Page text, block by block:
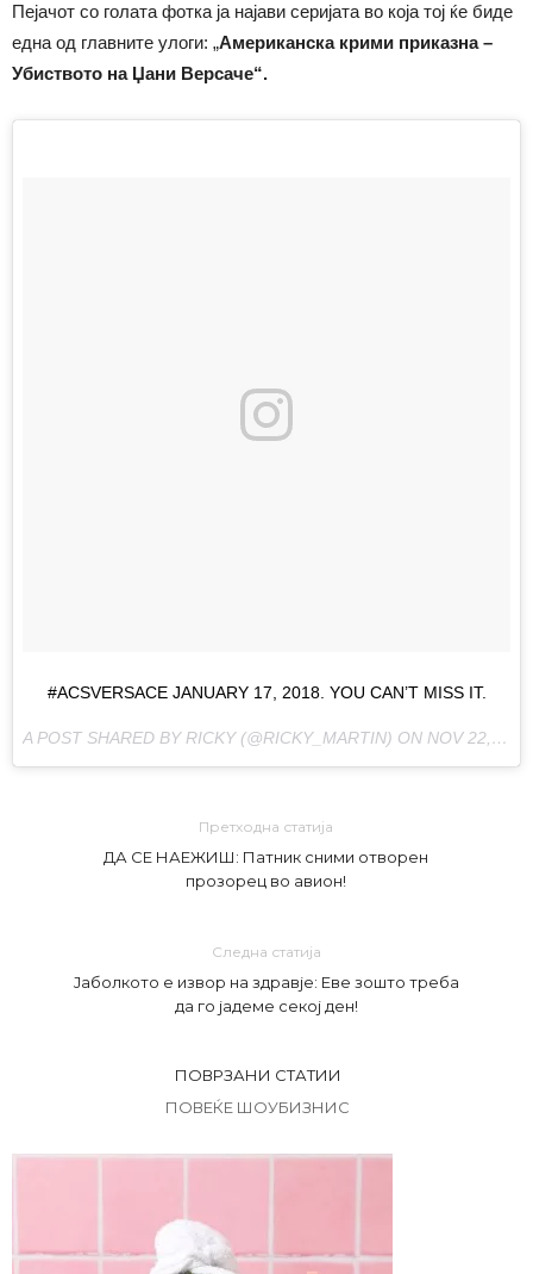
Пејачот со голата фотка ја најави серијата во која тој ќе биде
една од главните улоги: „Американска крими приказна –
Убиството на Џани Версаче“.
#ACSVERSACE JANUARY 17, 2018. YOU CAN’T MISS IT.
A POST SHARED BY RICKY (@RICKY_MARTIN) ON NOV 22, 2017 AT 1:39PM PST
Претходна статија
ДА СЕ НАЕЖИШ: Патник сними отворен
прозорец во авион!
Следна статија
Јаболкото е извор на здравје: Еве зошто треба
да го јадеме секој ден!
ПОВРЗАНИ СТАТИИ
ПОВЕЌЕ ШОУБИЗНИС